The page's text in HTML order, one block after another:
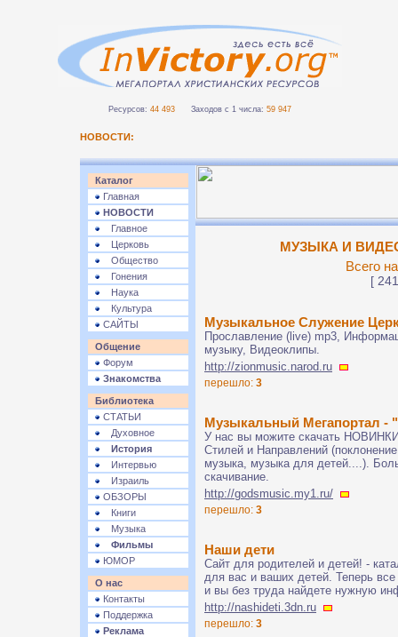
Ресурсов: 44 493 Заходов с 1 числа: 59 947
НОВОСТИ:
Каталог
Главная
НОВОСТИ
Главное
Церковь
Общество
Гонения
Наука
Культура
САЙТЫ
Общение
Форум
Знакомства
Библиотека
СТАТЬИ
Духовное
История
Интервью
Израиль
ОБЗОРЫ
Книги
Музыка
Фильмы
ЮМОР
О нас
Контакты
Поддержка
Реклама
МУЗЫКА И ВИДЕО
Всего
[
Музыкальное Служение
Прославление (live) mp3,
музыку, Видеоклипы.
http://zionmusic.narod.ru
перешло: 3
Музыкальный Мегапортал -
У нас вы можите скачать
Стилей и Направлений
музыка, музыка для детей....).
скачивание.
http://godsmusic.my1.ru/
перешло: 3
Наши дети
Сайт для родителей и детей! -
для вас и ваших детей. Теперь
и вы без труда найдете нужную
http://nashideti.3dn.ru
перешло: 3